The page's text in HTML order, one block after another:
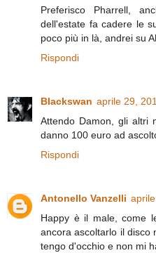
Preferisco Pharrell,
dell'estate fa cadere le
poco più in là, andrei su
Rispondi
Blackswan aprile 29,
Attendo Damon, gli altri
danno 100 euro ad
Rispondi
Antonello Vanzelli
Happy è il male, come
ancora ascoltarlo il disco
tengo d'occhio e non mi